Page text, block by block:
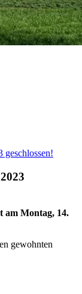
geschlossen!
am Montag, 14.
gewohnten